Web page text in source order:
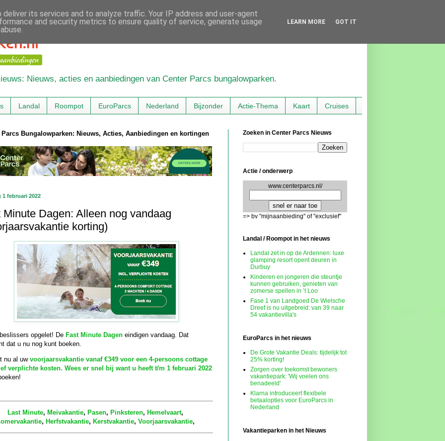
Nieuws, acties en aanbiedingen van Center Parcs bungalowparken.
Landal Roompot EuroParcs Nederland Bijzonder Actie-Thema Kaart Cruises
Parcs Bungalowparken: Nieuws, Acties, Aanbiedingen en kortingen
1 februari 2022
Minute Dagen: Alleen nog vandaag
korting)
opgelet! De Fast Minute Dagen eindigen vandaag. Dat
dat u nu nog kunt boeken.
nu al uw voorjaarsvakantie vanaf €349 voor een 4-persoons cottage
verplichte kosten. Wees er snel bij want u heeft t/m 1 februari 2022
Last Minute, Meivakantie, Pasen, Pinksteren, Hemelvaart,
, Herfstvakantie, Kerstvakantie, Voorjaarsvakantie,
Zoeken in Center Parcs Nieuws
Actie / onderwerp
www.centerparcs.nl/
=> bv "mijnaanbieding" of "exclusief"
Landal / Roompot in het nieuws
Landal zet in op de Ardennen: luxe
glamping resort opent deuren in
Durbuy
Kinderen en jongeren die steuntje
kunnen gebruiken, genieten van
zomerse spellen in ’t Loo
Fase 1 van Landgoed De Wielsche
Dreef is nu uitgebreid: van 39 naar
54 vakantievilla's
EuroParcs in het nieuws
De Grote Vakantie Deals: tijdelijk tot
25% korting!
Zorgen over toekomst bewoners
vakantiepark: 'Wij voelen ons
benadeeld'
Klarna introduceert flexibele
betaalopties voor EuroParcs in
Nederland
Vakantieparken in het Nieuws
its services and to analyze traffic. Your IP address and user-agent
and security metrics to ensure quality of service, generate usage
LEARN MORE GOT IT